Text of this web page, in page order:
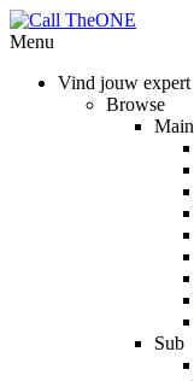
Menu
Vind jouw expert
Browse
Main
Sub